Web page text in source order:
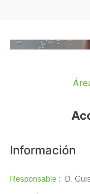
Información
Responsable : D.